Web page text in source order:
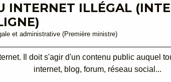
INTERNET ILLÉGAL
et administrative (Première ministre)
Il doit s'agir d'un contenu public auquel
internet, blog, forum, réseau social...